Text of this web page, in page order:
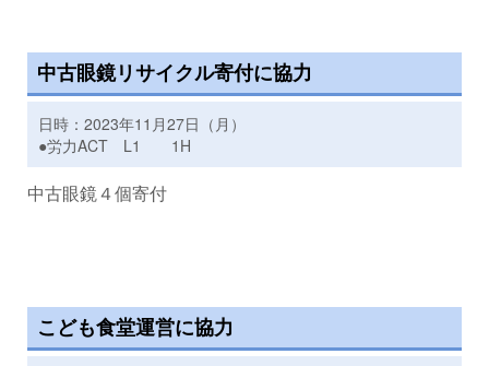
中古眼鏡リサイクル寄付に協力
日時：2023年11月27日（月）
●労力ACT L1 1H
中古眼鏡４個寄付
こども食堂運営に協力